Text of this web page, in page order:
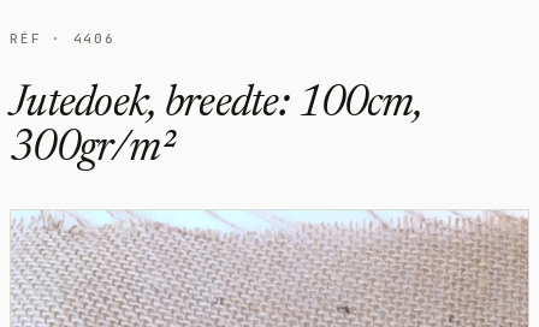
RÉF · 4406
Jutedoek, breedte: 100cm,
300gr/m²